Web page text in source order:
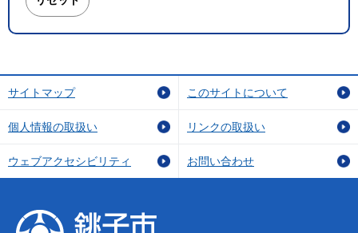
サイトマップ このサイトについて
個人情報の取扱い リンクの取扱い
ウェブアクセシビリティ お問い合わせ